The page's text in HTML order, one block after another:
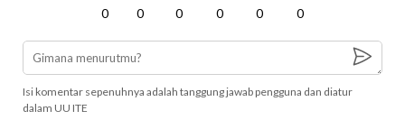
0 0 0 0 0 0
Isi komentar sepenuhnya adalah tanggung jawab pengguna dan diatur
dalam UU ITE